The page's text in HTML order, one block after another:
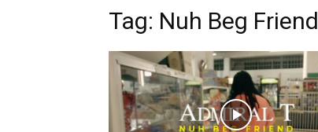
Tag: Nuh Beg Friend